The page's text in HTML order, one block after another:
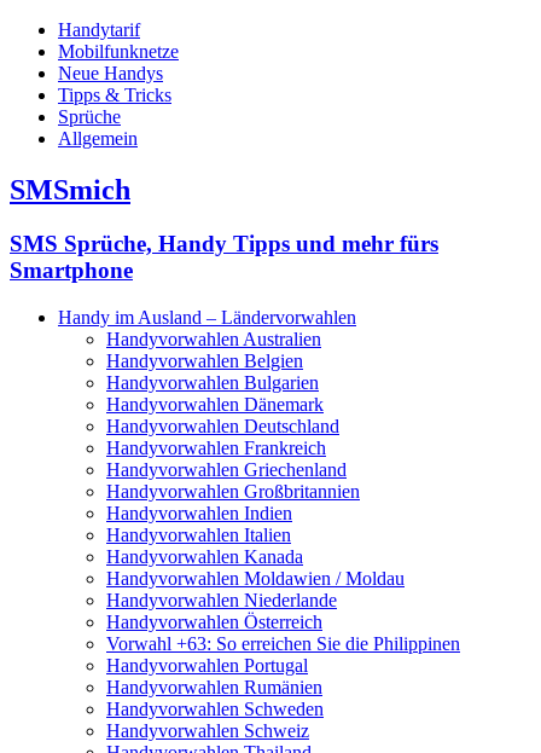
Handytarif
Mobilfunknetze
Neue Handys
Tipps & Tricks
Sprüche
Allgemein
SMSmich
SMS Sprüche, Handy Tipps und mehr fürs
Smartphone
Handy im Ausland – Ländervorwahlen
Handyvorwahlen Australien
Handyvorwahlen Belgien
Handyvorwahlen Bulgarien
Handyvorwahlen Dänemark
Handyvorwahlen Deutschland
Handyvorwahlen Frankreich
Handyvorwahlen Griechenland
Handyvorwahlen Großbritannien
Handyvorwahlen Indien
Handyvorwahlen Italien
Handyvorwahlen Kanada
Handyvorwahlen Moldawien / Moldau
Handyvorwahlen Niederlande
Handyvorwahlen Österreich
Vorwahl +63: So erreichen Sie die Philippinen
Handyvorwahlen Portugal
Handyvorwahlen Rumänien
Handyvorwahlen Schweden
Handyvorwahlen Schweiz